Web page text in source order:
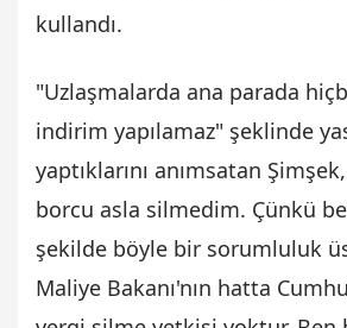
kullandı.
"Uzlaşmalarda ana parada
indirim yapılamaz" şeklinde
yaptıklarını anımsatan
borcu asla silmedim. Çünkü
şekilde böyle bir sorumluluk
Maliye Bakanı'nın hatta